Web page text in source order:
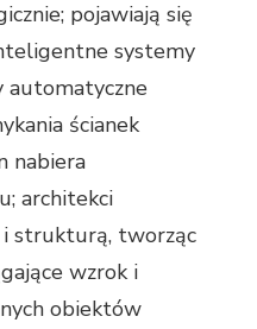
pojawiają się
systemy
automatyczne
ścianek
nabiera
architekci
strukturą, tworząc
wzrok i
obiektów